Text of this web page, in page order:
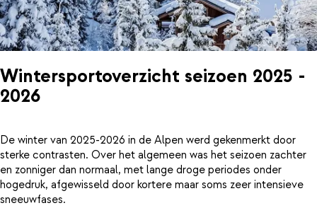
Wintersportoverzicht seizoen 2025 -
2026
De winter van 2025-2026 in de Alpen werd gekenmerkt door
sterke contrasten. Over het algemeen was het seizoen zachter
en zonniger dan normaal, met lange droge periodes onder
hogedruk, afgewisseld door kortere maar soms zeer intensieve
sneeuwfases.